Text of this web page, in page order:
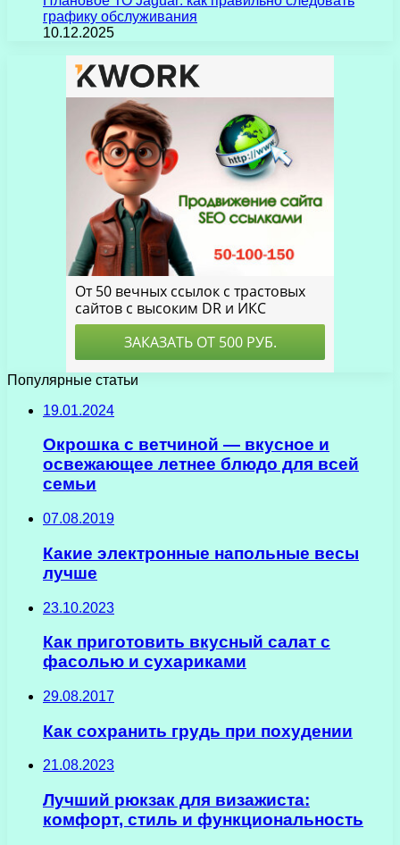
графику обслуживания
10.12.2025
Популярные статьи
19.01.2024
Окрошка с ветчиной — вкусное и
освежающее летнее блюдо для всей
семьи
07.08.2019
Какие электронные напольные весы
лучше
23.10.2023
Как приготовить вкусный салат с
фасолью и сухариками
29.08.2017
Как сохранить грудь при похудении
21.08.2023
Лучший рюкзак для визажиста:
комфорт, стиль и функциональность